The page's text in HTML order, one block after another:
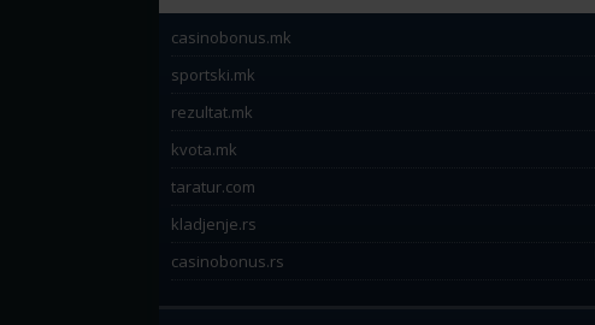
casinobonus.mk
sportski.mk
rezultat.mk
kvota.mk
taratur.com
kladjenje.rs
casinobonus.rs